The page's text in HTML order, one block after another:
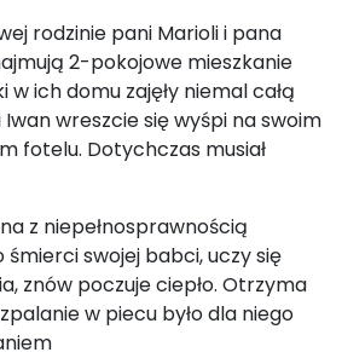
rodzinie pani Marioli i pana
2-pokojowe mieszkanie
w ich domu zajęły niemal całą
wreszcie się wyśpi na swoim
fotelu. Dotychczas musiał
z niepełnosprawnością
śmierci swojej babci, uczy się
znów poczuje ciepło. Otrzyma
w piecu było dla niego